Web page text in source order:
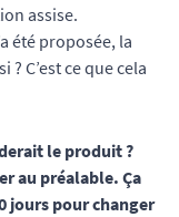
assise.
été proposée, la
C’est ce que cela
le produit ?
au préalable. Ça
jours pour changer